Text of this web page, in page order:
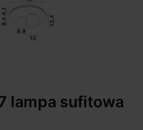
lampa sufitowa